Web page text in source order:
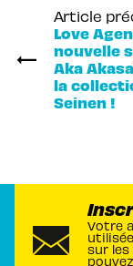
Article
Love
nouvelle
Aka
la
Seinen !
Votre
sur